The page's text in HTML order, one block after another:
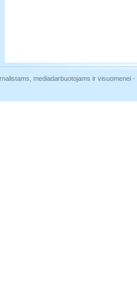
mediadarbuotojams ir visuomenei